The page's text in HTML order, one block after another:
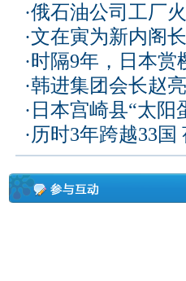
·俄石油公司工厂
·文在寅为新内阁
·时隔9年，日本赏
·韩进集团会长赵
· 日本宫崎县“太阳
·历时3年跨越33